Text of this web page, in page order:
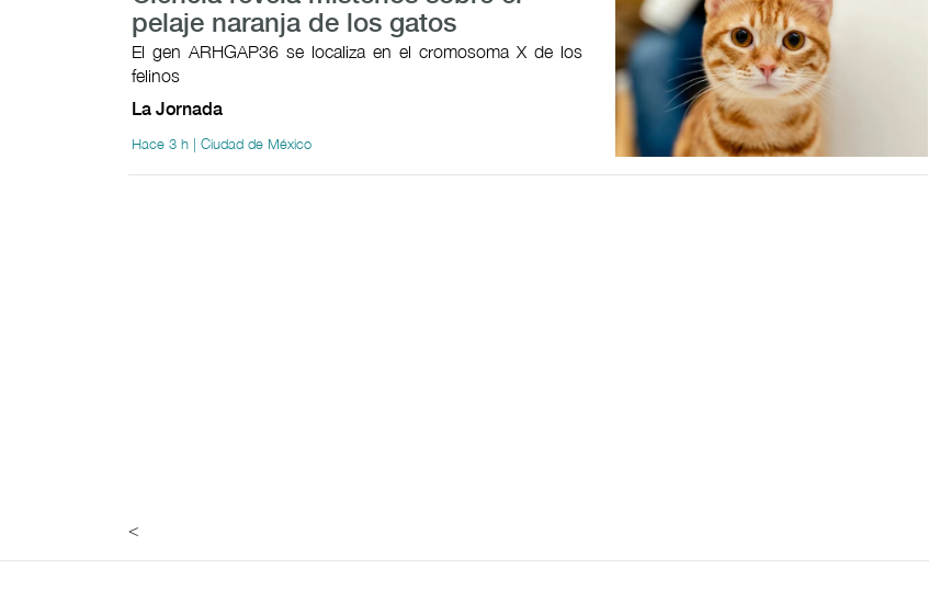
pelaje naranja de los gatos
El gen ARHGAP36 se localiza en el cromosoma X de los
felinos
La Jornada
Hace 3 h | Ciudad de México
<